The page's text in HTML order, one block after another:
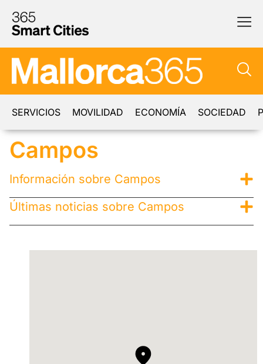
SERVICIOS MOVILIDAD ECONOMÍA SOCIEDAD
Campos
Información sobre Campos
Últimas noticias sobre Campos